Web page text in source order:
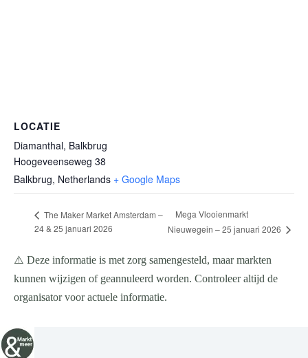
LOCATIE
Diamanthal, Balkbrug
Hoogeveenseweg 38
Balkbrug, Netherlands + Google Maps
The Maker Market Amsterdam –
24 & 25 januari 2026
Mega Vlooienmarkt
Nieuwegein – 25 januari 2026
⚠️ Deze informatie is met zorg samengesteld, maar markten
kunnen wijzigen of geannuleerd worden. Controleer altijd de
organisator voor actuele informatie.